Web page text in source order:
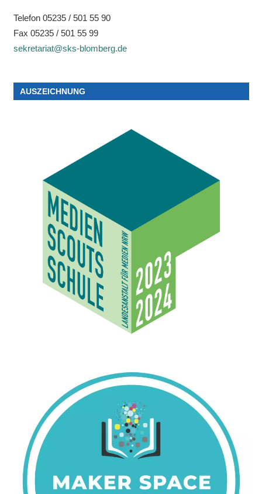
Telefon 05235 / 501 55 90
Fax 05235 / 501 55 99
sekretariat@sks-blomberg.de
AUSZEICHNUNG